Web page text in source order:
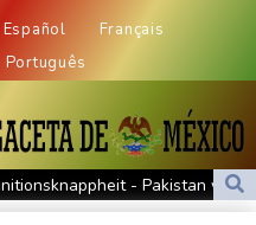
Español
Français
Português
- Pakistan will